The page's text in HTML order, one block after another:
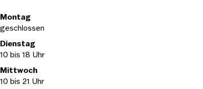
Öffnungszeiten
Montag
geschlossen
Dienstag
10 bis 18 Uhr
Mittwoch
10 bis 21 Uhr